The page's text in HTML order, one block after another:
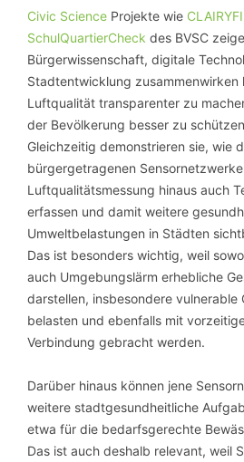
Civic Science Projekte wie CLAIRYFI
SchulQuartierCheck des BVSC
Bürgerwissenschaft, digitale
Stadtentwicklung zusammenwirken
Luftqualität transparenter zu
der Bevölkerung besser zu
Gleichzeitig demonstrieren sie, wie
bürgergetragenen
Luftqualitätsmessung hinaus auch
erfassen und damit weitere
Umweltbelastungen in Städten
Das ist besonders wichtig, weil
auch Umgebungslärm erhebliche
darstellen, insbesondere vulnerable
belasten und ebenfalls mit
Verbindung gebracht werden.
Darüber hinaus können jene
weitere stadtgesundheitliche
etwa für die bedarfsgerechte
Das ist auch deshalb relevant, weil